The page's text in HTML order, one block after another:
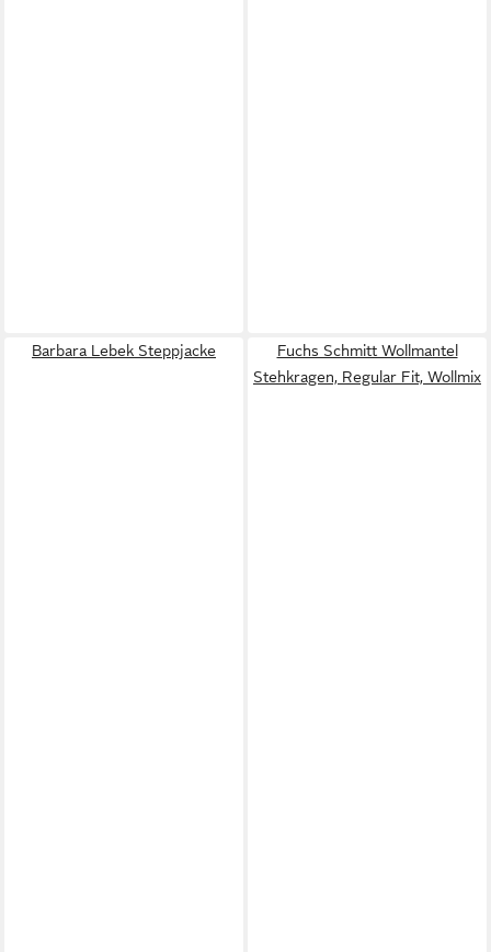
Barbara Lebek Steppjacke
Fuchs Schmitt Wollmantel
Stehkragen, Regular Fit, Wollmix